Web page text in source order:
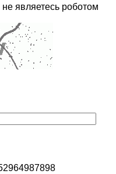
являетесь роботом